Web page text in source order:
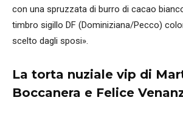
con una spruzzata di burro di cacao
timbro sigillo DF (Dominiziana/Pecco)
scelto dagli sposi».
La torta nuziale vip di
Boccanera e Felice